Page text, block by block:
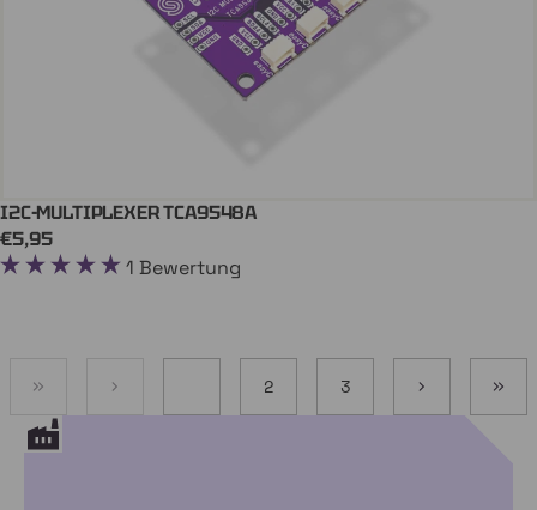
QWIIC
In Den Einkaufswagen
I2C-MULTIPLEXER TCA9548A
€5,95
1 Bewertung
2 3